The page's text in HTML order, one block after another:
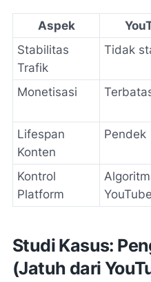
Aspek
Stabilitas
Trafik
Tidak
Monetisasi
Lifespan
Konten
Pendek
Kontrol
Platform
YouTube
Studi Kasus:
(Jatuh dari